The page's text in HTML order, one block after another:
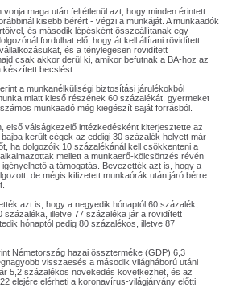
maga után feltétlenül azt, hogy minden érintett
kisebb bérért - végzi a munkáját. A munkaadók
és második lépésként összeállítanak egy
fordulhat elő, hogy át kell állítani rövidített
és a ténylegesen rövidített
csak akkor derül ki, amikor befutnak a BA-hoz az
készített becslést.
a munkanélküliségi biztosítási járulékokból
miatt kieső részének 60 százalékát, gyermeket
munkaadó még kiegészít saját forrásból.
első válságkezelő intézkedésként kiterjesztette az
került cégek az eddigi 30 százalék helyett már
ha dolgozóik 10 százalékánál kell csökkenteni a
mellett a munkaerő-kölcsönzés révén
a támogatás. Bevezették azt is, hogy a
de mégis kifizetett munkaórák után járó bérre
azt is, hogy a negyedik hónaptól 60 százalék,
százaléka, illetve 77 százaléka jár a rövidített
hónaptól pedig 80 százalékos, illetve 87
Németország hazai összterméke (GDP) 6,3
visszaesés a második világháború utáni
5,2 százalékos növekedés következhet, és az
elejére elérheti a koronavírus-világjárvány előtti